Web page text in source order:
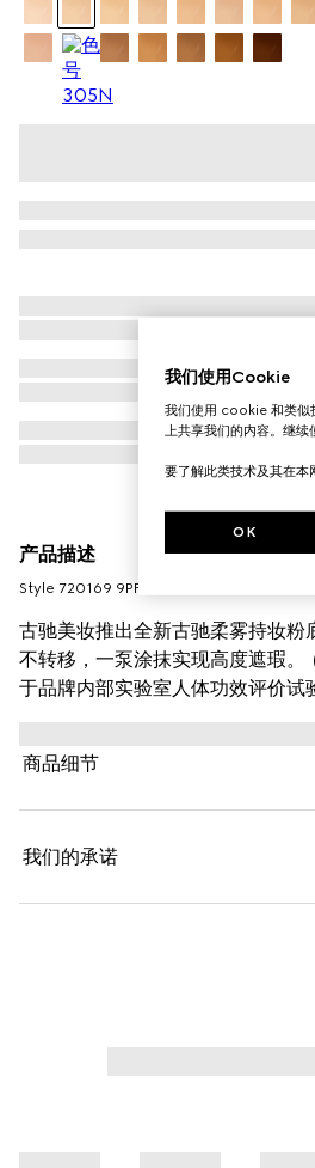
产品描述
Style ‎720169 9PFWW 9120
古驰美妆推出全新古驰柔雾持妆
不转移，一泵涂抹实现高度遮瑕
于品牌内部实验室人体功效评价试
面部水润舒缓，营造柔焦舒适的自
面部水润舒缓同时令肌肤倍感舒适
商品细节
我们的承诺
我们使用Cookie
我们使用 cookie 和类似
上共享我们的内容。继
要了解此类技术及其在
OK